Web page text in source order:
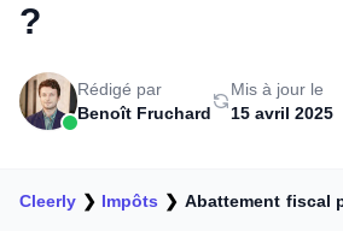
?
Rédigé par
Benoît Fruchard
Mis à jour le
15 avril 2025
Cleerly ❯ Impôts ❯ Abattement fiscal